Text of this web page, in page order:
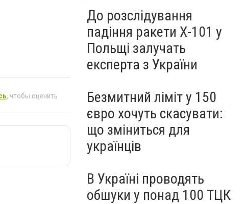
, чтобы оценить
До розслідування
падіння ракети Х-101 у
Польщі залучать
експерта з України
Безмитний ліміт у 150
євро хочуть скасувати:
що зміниться для
українців
В Україні проводять
обшуки у понад 100 ТЦК